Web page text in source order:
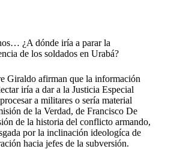
¿A dónde iría a parar la
de los soldados en Urabá?
Giraldo afirman que la información
iría a dar a la Justicia Especial
a militares o sería material
de la Verdad, de Francisco De
de la historia del conflicto armando,
por la inclinación ideologíca de
hacia jefes de la subversión.